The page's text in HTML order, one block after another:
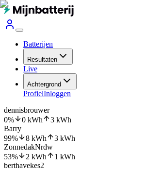
Batterijen
Resultaten
Live
Achtergrond
ProfielInloggen
dennisbrouwer
0% 0 kWh 3 kWh
Barry
99% 8 kWh 3 kWh
ZonnedakNrdw
53% 2 kWh 1 kWh
berthavekes2